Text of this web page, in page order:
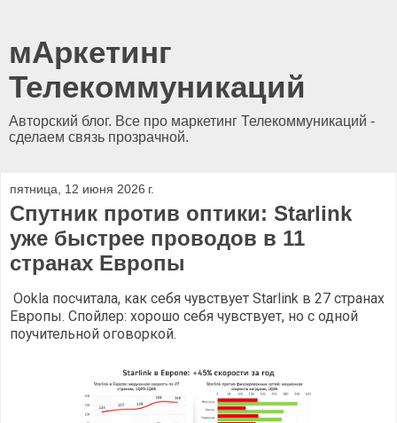
мАркетинг
Телекоммуникаций
Авторский блог. Все про маркетинг Телекоммуникаций -
сделаем связь прозрачной.
пятница, 12 июня 2026 г.
Спутник против оптики: Starlink
уже быстрее проводов в 11
странах Европы
Ookla посчитала, как себя чувствует Starlink в 27 странах
Европы. Спойлер: хорошо себя чувствует, но с одной
поучительной оговоркой.